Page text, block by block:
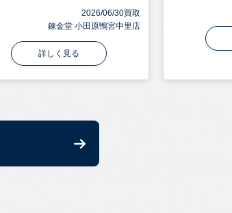
2026/06/30買取
錬金堂 小田原鴨宮中里店
詳しく見る